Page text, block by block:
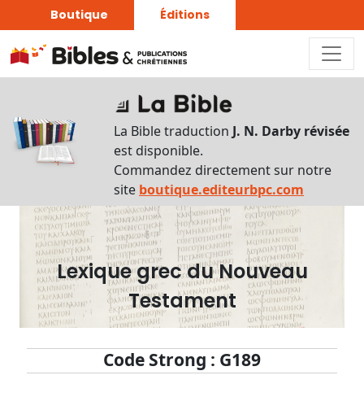
Boutique Éditions
La Bible traduction J. N. Darby révisée
est disponible.
Commandez directement sur notre
site boutique.editeurbpc.com
Lexique grec du Nouveau
Testament
Code Strong : G189
Recherche
Rechercher
par
lettre
Rechercher
par
mot
français